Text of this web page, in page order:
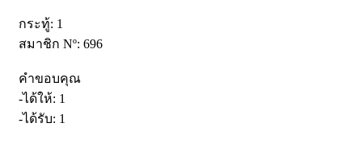
กระทู้: 1
สมาชิก Nº: 696
คำขอบคุณ
-ได้ให้: 1
-ได้รับ: 1